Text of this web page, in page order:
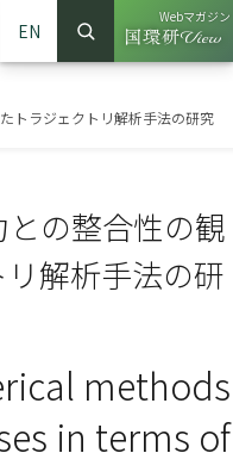
EN
サイト内検索
検索
Webマガジン
（別ウイ
トラジェクトリ解析手法の研究
の整合性の観
解析手法の研
methods
in terms of